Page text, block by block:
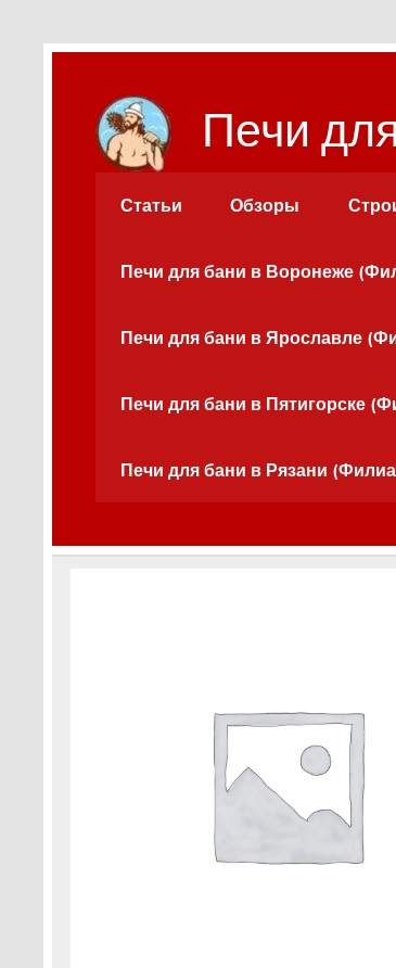
содержимому
Печи
Статьи Обзоры
Печи для бани в Воронеже
Печи для бани в Ярославле
Печи для бани в Пятигорске
Печи для бани в Рязани